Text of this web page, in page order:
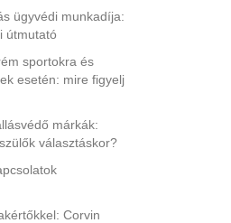
ügyvédi munkadíja:
útmutató
sportokra és
esetén: mire figyelj
márkák:
választáskor?
Corvin